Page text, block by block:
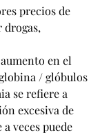
precios de
en el
/ glóbulos
se refiere a
excesiva de
veces puede